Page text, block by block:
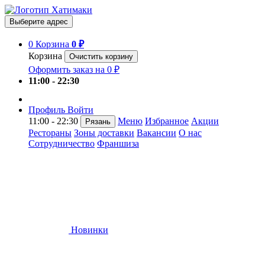
Выберите адрес
0 Корзина 0 ₽
Корзина
Очистить корзину
Оформить заказ на 0 ₽
11:00 - 22:30
Профиль Войти
11:00 - 22:30
Рязань Меню Избранное Акции
Рестораны Зоны доставки Вакансии О нас
Сотрудничество Франшиза
Новинки